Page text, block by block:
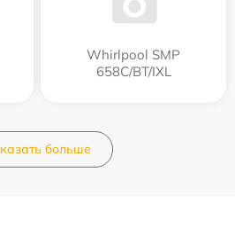
Whirlpool SMP
658C/BT/IXL
больше